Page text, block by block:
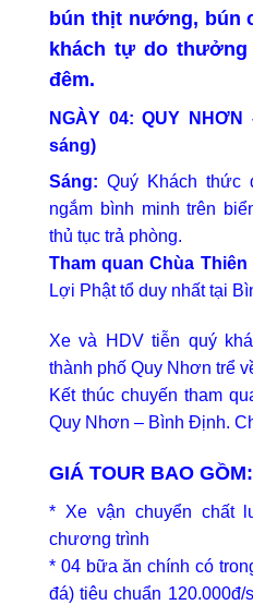
bún thịt nướng, bún
khách tự do thưởng
đêm.
NGÀY 04: QUY
sáng)
Sáng: Quý Khách thức
ngắm bình minh trên
thủ tục trả phòng.
Tham quan Chùa Thiên
Lợi Phật tổ duy nhất tại
Xe và HDV tiễn quý
thành phố Quy Nhơn trể
Kết thúc chuyến tham
Quy Nhơn – Bình Định.
GIÁ TOUR BAO GỒM:
* Xe vận chuyển chất
chương trình
* 04 bữa ăn chính có
đá) tiêu chuẩn